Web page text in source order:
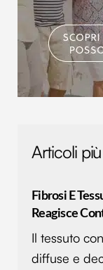
Articoli
Fibrosi E
Reagisce
Il tessuto
diffuse e